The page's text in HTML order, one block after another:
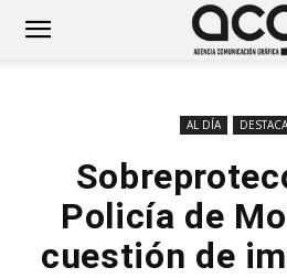
AL DÍA
Policía de
cuestión de